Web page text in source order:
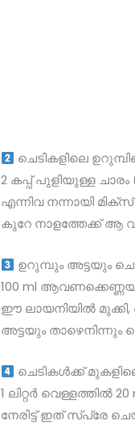
ചെടികളിലെ
2 കപ്പ് പുളിയുള്ള ചാരം
എന്നിവ നന്നായി
കുറേ നാളത്തേക്ക് ആ
ഉറുമ്പും അട്ടയും
100 ml
ഈ ലായനിയിൽ മുക്കി,
അട്ടയും താഴെനിന്നും
ചെടികൾക്ക്
1 ലിറ്റർ വെള്ളത്തിൽ
നേരിട്ട് ഇത് സ്പ്രേ